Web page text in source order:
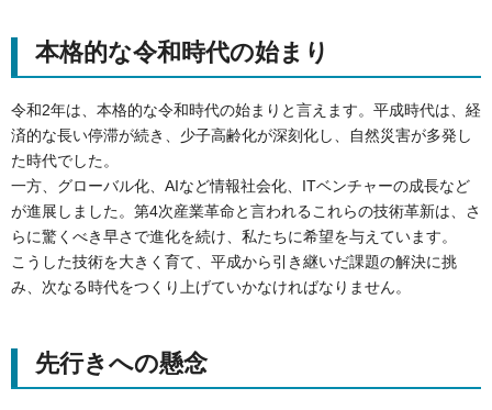
本格的な令和時代の始まり
令和2年は、本格的な令和時代の始まりと言えます。平成時代は、経
済的な長い停滞が続き、少子高齢化が深刻化し、自然災害が多発し
た時代でした。
一方、グローバル化、AIなど情報社会化、ITベンチャーの成長など
が進展しました。第4次産業革命と言われるこれらの技術革新は、さ
らに驚くべき早さで進化を続け、私たちに希望を与えています。
こうした技術を大きく育て、平成から引き継いだ課題の解決に挑
み、次なる時代をつくり上げていかなければなりません。
先行きへの懸念